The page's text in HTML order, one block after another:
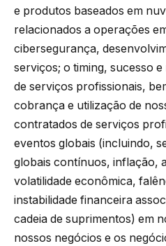
e produtos baseados em
relacionados a operações
cibersegurança,
serviços; o timing, sucesso
de serviços profissionais,
cobrança e utilização de
contratados de serviços
eventos globais (incluindo,
globais contínuos, inflação,
volatilidade econômica,
instabilidade financeira
cadeia de suprimentos) em
nossos negócios e os